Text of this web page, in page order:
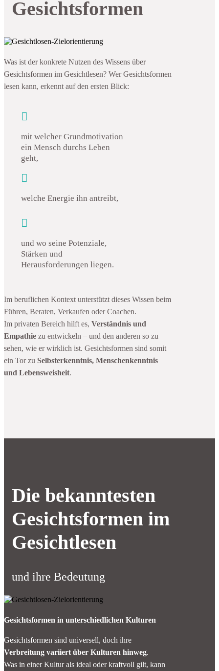
Gesichtsformen
Was ist der konkrete Nutzen des Wissens über
Gesichtsformen im Gesichtlesen? Wer Gesichtsformen
lesen kann, erkennt auf den ersten Blick:

mit welcher Grundmotivation
ein Mensch durchs Leben
geht,

welche Energie ihn antreibt,

und wo seine Potenziale,
Stärken und
Herausforderungen liegen.
Im beruflichen Kontext unterstützt dieses Wissen beim
Führen, Beraten, Verkaufen oder Coachen.
Im privaten Bereich hilft es, Verständnis und
Empathie zu entwickeln – und den anderen so zu
sehen, wie er wirklich ist. Gesichtsformen sind somit
ein Tor zu Selbsterkenntnis, Menschenkenntnis
und Lebensweisheit.
Die bekanntesten
Gesichtsformen im
Gesichtlesen
und ihre Bedeutung
Gesichtsformen in unterschiedlichen Kulturen
Gesichtsformen sind universell, doch ihre
Verbreitung variiert über Kulturen hinweg.
Was in einer Kultur als ideal oder kraftvoll gilt, kann